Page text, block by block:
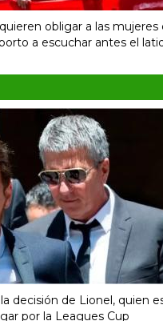
obligar a las mujeres
a escuchar antes el
decisión de Lionel, quien
por la Leagues Cup